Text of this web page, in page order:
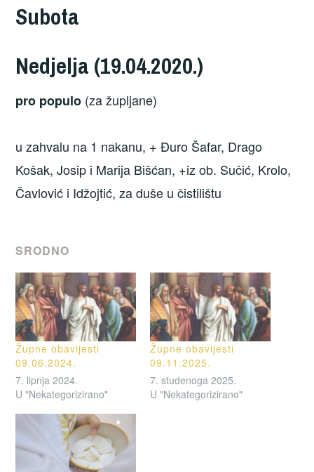
Subota
Nedjelja (19.04.2020.)
pro populo (za župljane)
u zahvalu na 1 nakanu, + Đuro Šafar, Drago
Košak, Josip i Marija Bišćan, +iz ob. Sučić, Krolo,
Čavlović i Idžojtić, za duše u čistilištu
SRODNO
Župne obavijesti
09.06.2024.
7. lipnja 2024.
U "Nekategorizirano"
Župne obavijesti
09.11.2025.
7. studenoga 2025.
U "Nekategorizirano"